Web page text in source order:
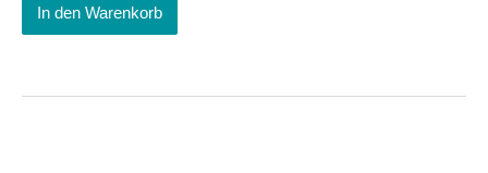
In den Warenkorb